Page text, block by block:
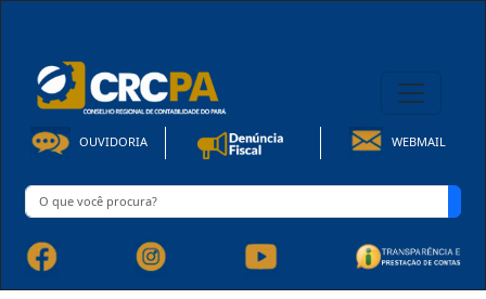
OUVIDORIA WEBMAIL